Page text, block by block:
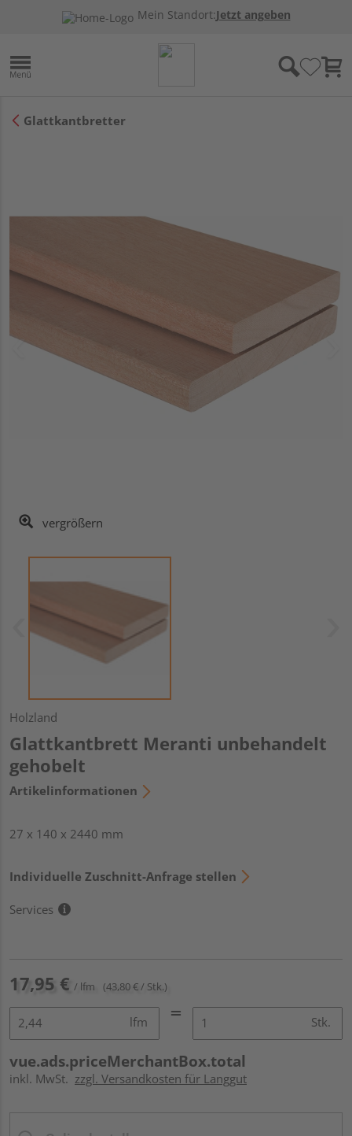
Mein Standort:Jetzt angeben
Glattkantbretter
vergrößern
Holzland
Glattkantbrett Meranti unbehandelt
gehobelt
Artikelinformationen
27 x 140 x 2440 mm
Individuelle Zuschnitt-Anfrage stellen
Services
17,95 € / lfm (43,80 € / Stk.)
lfm Stk.
vue.ads.priceMerchantBox.total
inkl. MwSt. zzgl. Versandkosten für Langgut